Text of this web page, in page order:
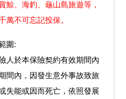
鯨、海釣、龜山島旅遊等，
萬不可忘記投保。
圍:
人於本保險契約有效期間內
間內，因發生意外事故致旅
失能或因而死亡，依照發展